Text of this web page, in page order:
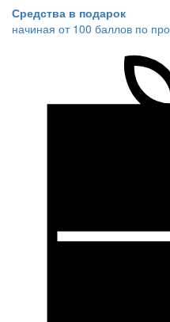
Средства в подарок
начиная от 100 баллов по